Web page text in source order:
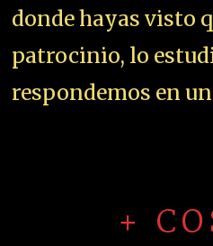
donde hayas visto
patrocinio, lo
respondemos en
+